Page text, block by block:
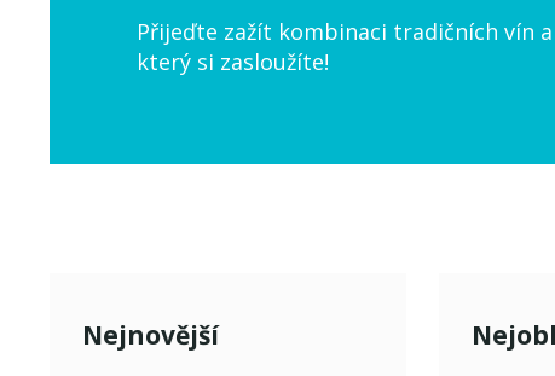
Přijeďte zažít kombinaci tradičních vín
který si zasloužíte!
Nejnovější